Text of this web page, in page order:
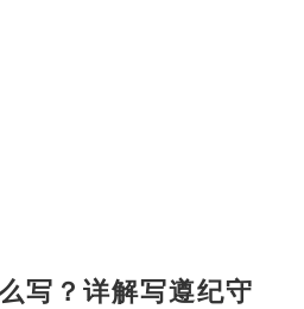
写？详解写遵纪守